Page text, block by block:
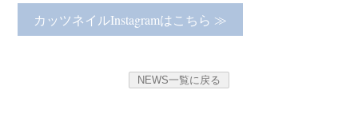
カッツネイルInstagramはこちら ≫
NEWS一覧に戻る